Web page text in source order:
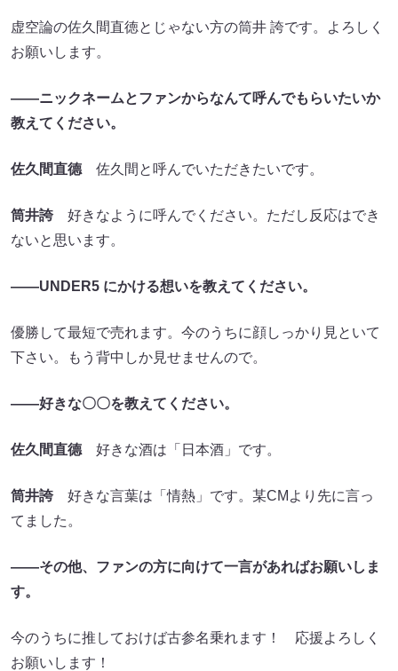
虚空論の佐久間直徳とじゃない方の筒井 誇です。よろしく
お願いします。
――ニックネームとファンからなんて呼んでもらいたいか
教えてください。
佐久間直德 佐久間と呼んでいただきたいです。
筒井誇 好きなように呼んでください。ただし反応はでき
ないと思います。
――UNDER5 にかける想いを教えてください。
優勝して最短で売れます。今のうちに顔しっかり見といて
下さい。もう背中しか見せませんので。
――好きな〇〇を教えてください。
佐久間直德 好きな酒は「日本酒」です。
筒井誇 好きな言葉は「情熱」です。某CMより先に言っ
てました。
――その他、ファンの方に向けて一言があればお願いしま
す。
今のうちに推しておけば古参名乗れます！ 応援よろしく
お願いします！